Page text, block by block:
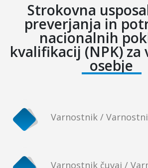
Strokovna
preverjanja in
nacionalnih
kvalifikacij (NPK)
osebje
Varnostnik /
Varnostnik čuvaj /